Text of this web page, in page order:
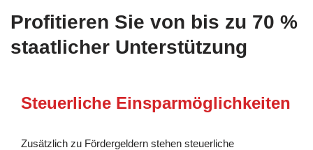
Profitieren Sie von bis zu 70 %
staatlicher Unterstützung
Steuerliche Einsparmöglichkeiten
Zusätzlich zu Fördergeldern stehen steuerliche